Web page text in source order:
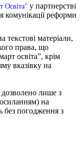
Освіта" у партнерстві
комунікації реформи
текстові матеріали,
права, що
освіта”, крім
вказівку на
дозволено лише з
на
без погодження з